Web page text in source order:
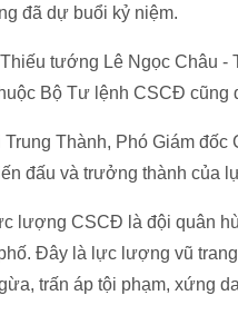
đã dự buổi kỷ niệm.
tướng Lê Ngọc Châu
Bộ Tư lệnh CSCĐ cũng
Thành, Phó Giám
đấu và trưởng thành của
lượng CSCĐ là đội quân
Đây là lực lượng vũ
trấn áp tội phạm, xứng